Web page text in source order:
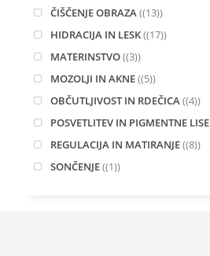
ČIŠČENJE OBRAZA (13)
HIDRACIJA IN LESK (17)
MATERINSTVO (3)
MOZOLJI IN AKNE (5)
OBČUTLJIVOST IN RDEČICA (4)
POSVETLITEV IN PIGMENTNE LISE
REGULACIJA IN MATIRANJE (8)
SONČENJE (1)